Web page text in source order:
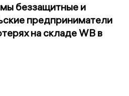
беззащитные и
предприниматели
на складе WB в